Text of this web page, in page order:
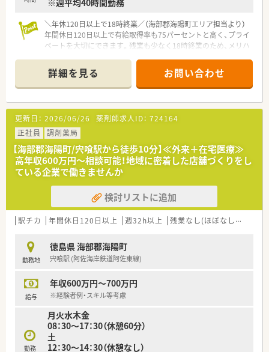
り、休憩時間は90分と長めに設定されているのが特徴です。
※週平均40時間勤務
＼年休120日以上で18時終業／（海部郡海陽町エリア担当より）
年間休日120日以上で有給取得率も75パーセントと高く、プライ
ベートを大切にできます。残業も少なく18時終業のため、メリハ
＊------------------------------------------＊
【店舗情報と応需状況について】
■最寄り駅の阿波海南駅から徒歩7分の立地であり、内科や循環
器科の処方箋を1日あたり約30枚応需しています。
■外来調剤に加えて特別養護老人ホームやグループホームなど
の施設在宅および居宅在宅にも力を入れている環境です。
■処方箋の応需だけでなく地域に密着した医療提供を目指して
おり、複数の医療機関からの処方箋を幅広く受け付けています。
【法人特徴について】
■複数の関連会社とともにグループ展開を行っており、安定した
経営基盤と人員体制が整っている働きやすい法人です。
■従業員の定着率が非常に高く離職率が低いのが特徴で、安心し
て長く勤められる職場環境を大切に維持しています。
事とプライベートのメリハリを利かせた就業が可能です。
【こんな取り組みをしています】
的に開催し、最新の医薬品情報や調剤知識の共有を図っていま
す。
外部での学びの機会を積極的にサポートする体制があります。
■地域貢献の一環として健康サポート薬局の運営に注力してお
り、近隣住民の健康相談に親身に応じる活動を展開しています。
詳細を見る お問い合わせ
更新日： 2026/06/26 薬剤師求人ID： 724164
正社員
調剤薬局
【海部郡海陽町/宍喰駅から徒歩10分】≪外来＋在宅医療≫
高年収600万円～相談可能！地域に密着した店舗づくりをし
ている企業で働きませんか
検討リストに追加
駅チカ 年間休日120日以上 週32h以上 残業なし(ほぼなし含む)
勤務地
徳島県 海部郡海陽町
宍喰駅 (阿佐海岸鉄道阿佐東線)
給与
年収600万円～700万円
※経験者例・スキル等考慮
勤務
月火水木金
08：30～17：30（休憩60分）
土
12：30～14：30（休憩なし）